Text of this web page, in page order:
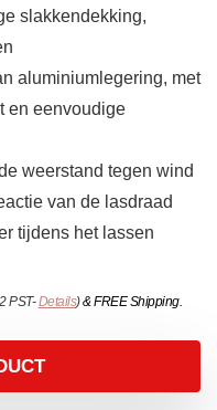
slakkendekking,
aluminiumlegering, met
en eenvoudige
weerstand tegen wind
van de lasdraad
tijdens het lassen
PST-Details)&FREE Shipping.